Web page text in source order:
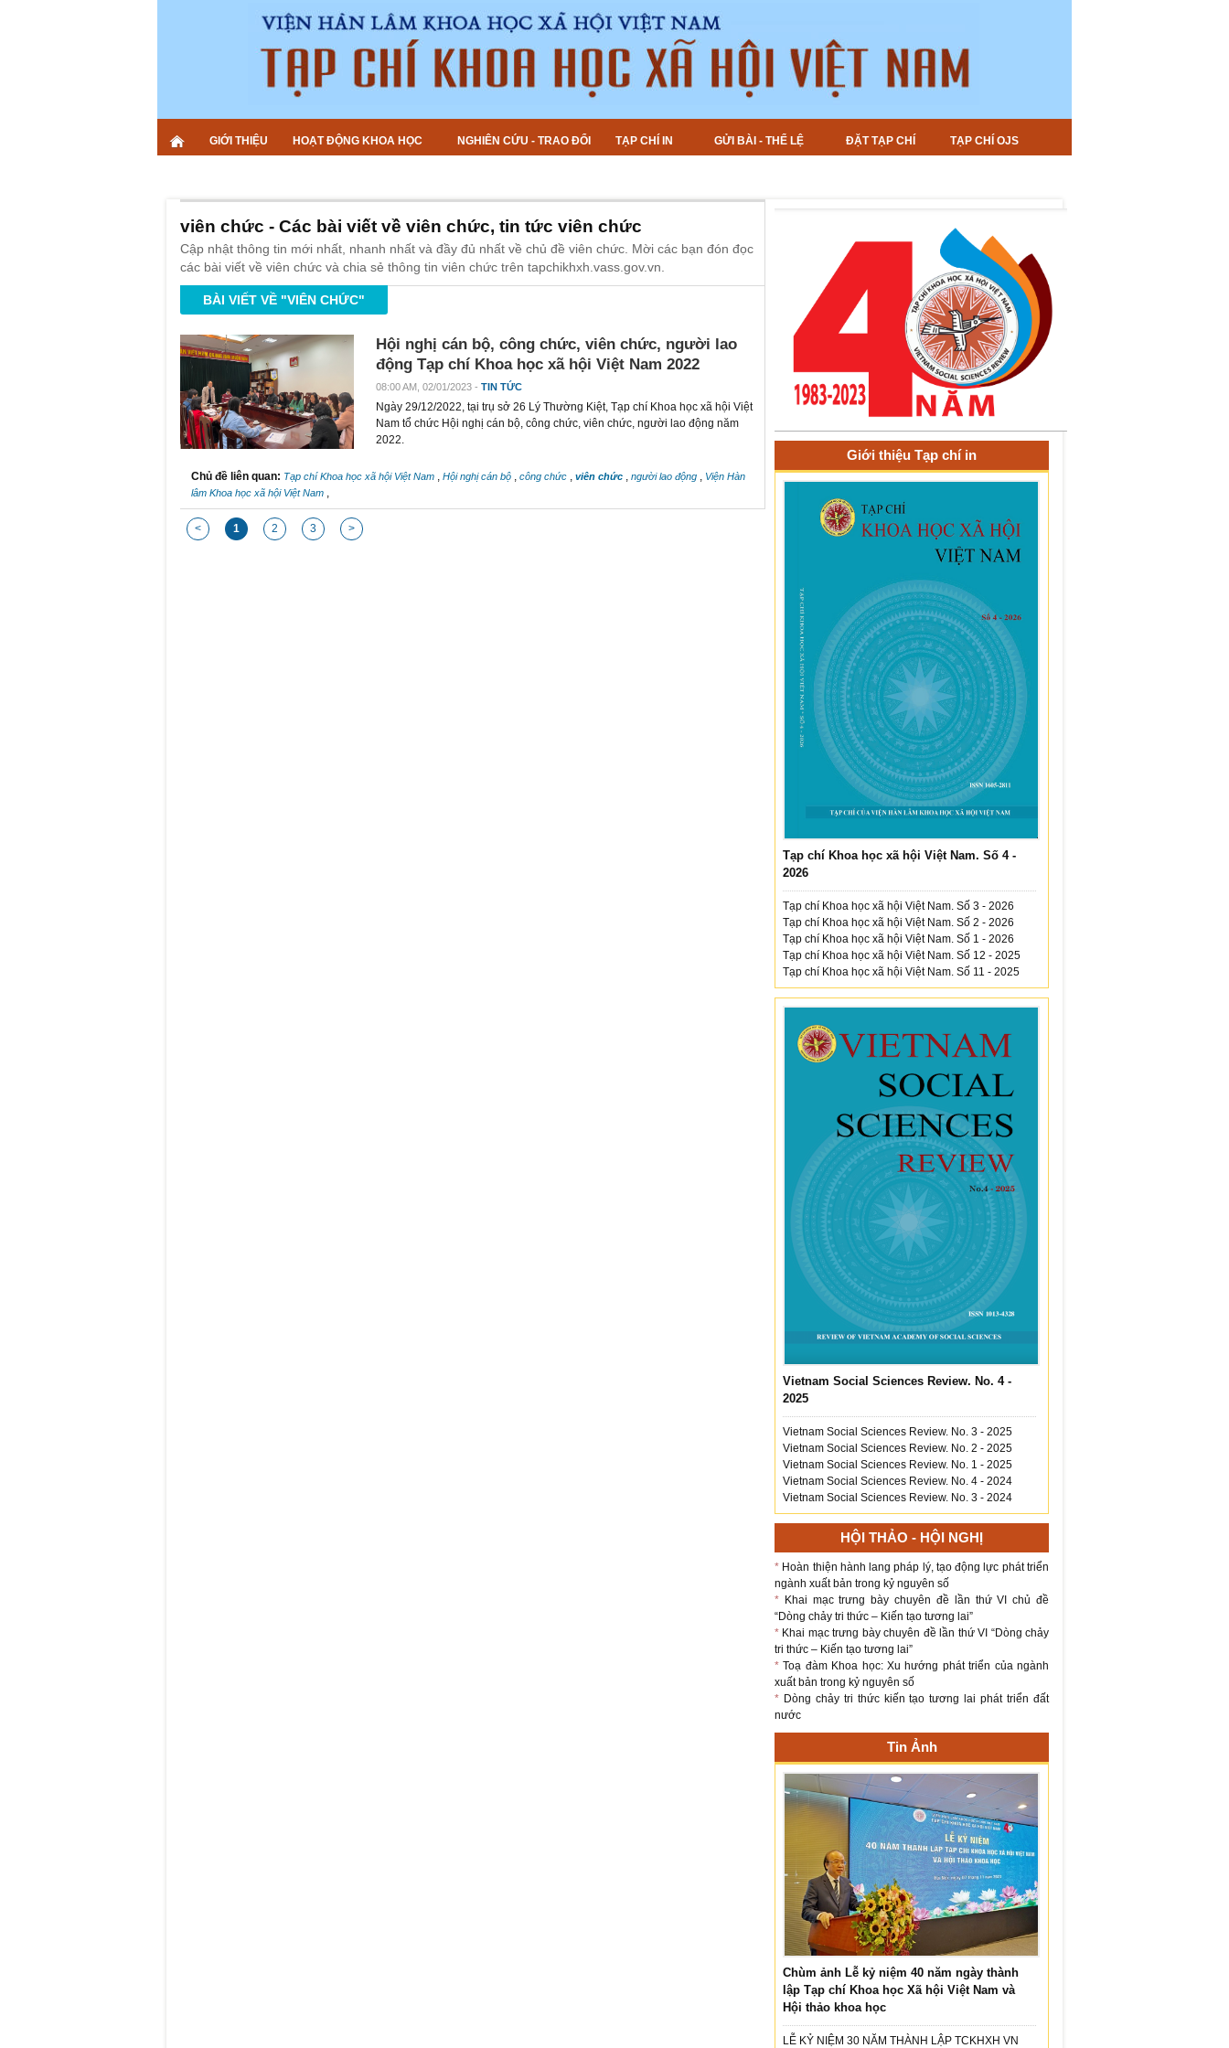
GIỚI THIỆU HOẠT ĐỘNG KHOA HỌC NGHIÊN CỨU - TRAO ĐỔI TẠP CHÍ IN GỬI BÀI - THỂ LỆ ĐẶT TẠP CHÍ TẠP CHÍ OJS
viên chức - Các bài viết về viên chức, tin tức viên chức
Cập nhật thông tin mới nhất, nhanh nhất và đầy đủ nhất về chủ đề viên chức. Mời các bạn đón đọc
các bài viết về viên chức và chia sẻ thông tin viên chức trên tapchikhxh.vass.gov.vn.
BÀI VIẾT VỀ "VIÊN CHỨC"
Hội nghị cán bộ, công chức, viên chức, người lao
động Tạp chí Khoa học xã hội Việt Nam 2022
08:00 AM, 02/01/2023 - TIN TỨC
Ngày 29/12/2022, tại trụ sở 26 Lý Thường Kiệt, Tạp chí Khoa học xã hội Việt
Nam tổ chức Hội nghị cán bộ, công chức, viên chức, người lao động năm
2022.
Chủ đề liên quan: Tạp chí Khoa học xã hội Việt Nam , Hội nghị cán bộ , công chức , viên chức , người lao động , Viện Hàn
lâm Khoa học xã hội Việt Nam ,
< 1 2 3 >
Giới thiệu Tạp chí in
Tạp chí Khoa học xã hội Việt Nam. Số 4 -
2026
Tạp chí Khoa học xã hội Việt Nam. Số 3 - 2026
Tạp chí Khoa học xã hội Việt Nam. Số 2 - 2026
Tạp chí Khoa học xã hội Việt Nam. Số 1 - 2026
Tạp chí Khoa học xã hội Việt Nam. Số 12 - 2025
Tạp chí Khoa học xã hội Việt Nam. Số 11 - 2025
Vietnam Social Sciences Review. No. 4 -
2025
Vietnam Social Sciences Review. No. 3 - 2025
Vietnam Social Sciences Review. No. 2 - 2025
Vietnam Social Sciences Review. No. 1 - 2025
Vietnam Social Sciences Review. No. 4 - 2024
Vietnam Social Sciences Review. No. 3 - 2024
HỘI THẢO - HỘI NGHỊ
* Hoàn thiện hành lang pháp lý, tạo động lực phát triển
ngành xuất bản trong kỷ nguyên số
* Khai mạc trưng bày chuyên đề lần thứ VI chủ đề
“Dòng chảy tri thức – Kiến tạo tương lai”
* Khai mạc trưng bày chuyên đề lần thứ VI “Dòng chảy
tri thức – Kiến tạo tương lai”
*Toạ đàm Khoa học: Xu hướng phát triển của ngành
xuất bản trong kỷ nguyên số
* Dòng chảy tri thức kiến tạo tương lai phát triển đất
nước
Tin Ảnh
Chùm ảnh Lễ kỷ niệm 40 năm ngày thành
lập Tạp chí Khoa học Xã hội Việt Nam và
Hội thảo khoa học
LỄ KỶ NIỆM 30 NĂM THÀNH LẬP TCKHXH VN